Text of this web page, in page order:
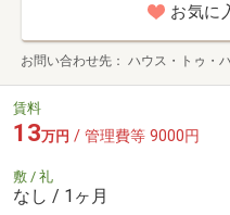
お気に
お問い合わせ先 ハウス・トゥ・
賃料
13万円 / 管理費等 9000円
敷 / 礼
なし / 1ヶ月